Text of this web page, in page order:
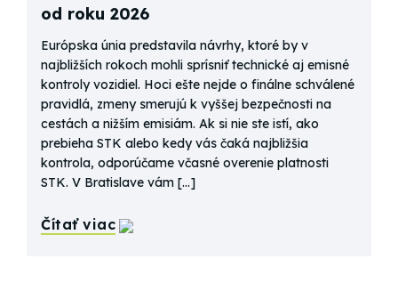
od roku 2026
Európska únia predstavila návrhy, ktoré by v
najbližších rokoch mohli sprísniť technické aj emisné
kontroly vozidiel. Hoci ešte nejde o finálne schválené
pravidlá, zmeny smerujú k vyššej bezpečnosti na
cestách a nižším emisiám. Ak si nie ste istí, ako
prebieha STK alebo kedy vás čaká najbližšia
kontrola, odporúčame včasné overenie platnosti
STK. V Bratislave vám […]
Čítať viac